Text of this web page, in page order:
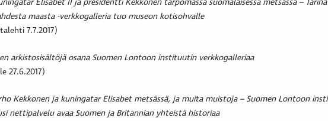
maasta -verkkogalleria tuo museon kotisohvalle
7.7.2017)
arkistosisältöjä osana Suomen Lontoon instituutin verkkogalleriaa
27.6.2017)
Kekkonen ja kuningatar Elisabet metsässä, ja muita muistoja – Suomen Lontoon
nettipalvelu avaa Suomen ja Britannian yhteistä historiaa